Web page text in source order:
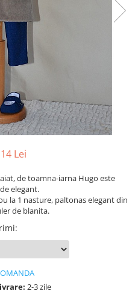
Lei
de toamna-iarna Hugo este
elegant.
la 1 nasture, paltonas elegant din
de blanita.
:
2-3 zile